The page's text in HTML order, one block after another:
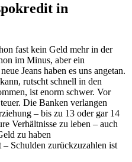
in
fast kein Geld mehr in der
im Minus, aber ein
Jeans haben es uns angetan.
rutscht schnell in den
ist enorm schwer. Vor
Die Banken verlangen
– bis zu 13 oder gar 14
Verhältnisse zu leben – auch
zu haben
– Schulden zurückzuzahlen ist